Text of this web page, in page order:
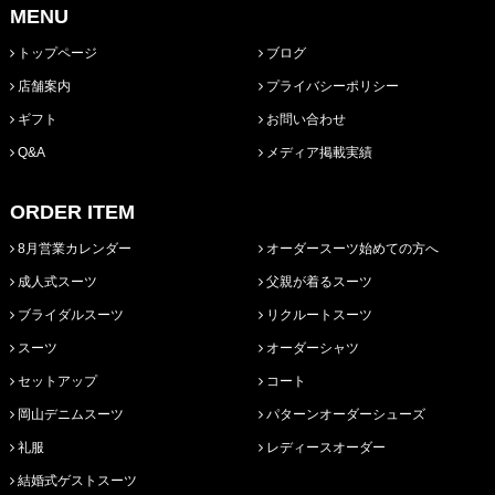
MENU
トップページ
店舗案内
ギフト
Q&A
ブログ
プライバシーポリシー
お問い合わせ
メディア掲載実績
ORDER ITEM
8月営業カレンダー
成人式スーツ
ブライダルスーツ
スーツ
セットアップ
岡山デニムスーツ
礼服
結婚式ゲストスーツ
オーダースーツ始めての方へ
父親が着るスーツ
リクルートスーツ
オーダーシャツ
コート
パターンオーダーシューズ
レディースオーダー